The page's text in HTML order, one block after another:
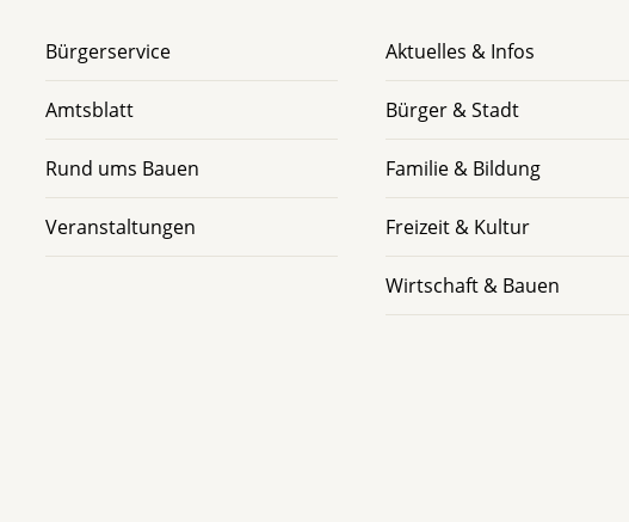
Bürgerservice
Amtsblatt
Rund ums Bauen
Veranstaltungen
Aktuelles & Infos
Bürger & Stadt
Familie & Bildung
Freizeit & Kultur
Wirtschaft & Bauen